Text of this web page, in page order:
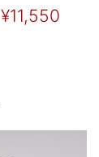
¥11,550